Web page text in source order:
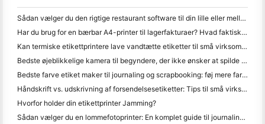
Sådan vælger du den rigtige restaurant software til din lille eller mellemstore restaurant
Har du brug for en bærbar A4-printer til lagerfakturaer? Hvad faktisk virker
Kan termiske etikettprintere lave vandtætte etiketter til små virksomhedsprodukter?
Bedste øjeblikkelige kamera til begyndere, der ikke ønsker at spilde papir
Bedste farve etiket maker til journaling og scrapbooking: føj mere farve til hver side
Håndskrift vs. udskrivning af forsendelsesetiketter: Tips til små virksomheder i 2026
Hvorfor holder din etikettprinter Jamming?
Sådan vælger du en lommefotoprinter: En komplet guide til journaling, rejser og iPhone-brugere